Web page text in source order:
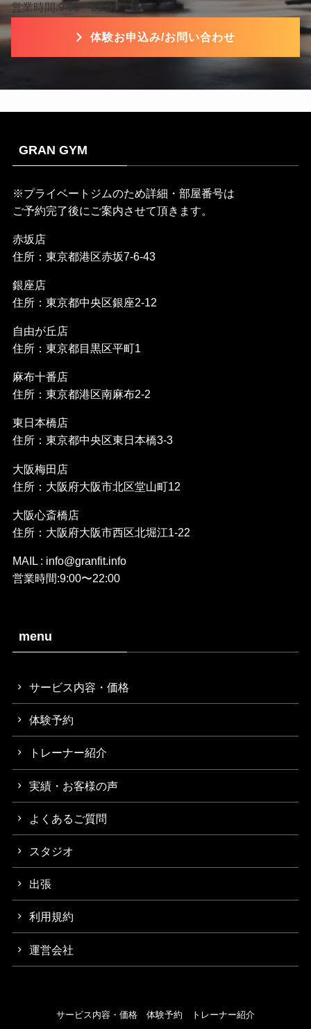
営業時間:9:00〜22:00
体験お申込み/お問い合わせ
GRAN GYM
※プライベートジムのため詳細・部屋番号は
ご予約完了後にご案内させて頂きます。
赤坂店
住所：東京都港区赤坂7-6-43
銀座店
住所：東京都中央区銀座2-12
自由が丘店
住所：東京都目黒区平町1
麻布十番店
住所：東京都港区南麻布2-2
東日本橋店
住所：東京都中央区東日本橋3-3
大阪梅田店
住所：大阪府大阪市北区堂山町12
大阪心斎橋店
住所：大阪府大阪市西区北堀江1-22
MAIL : info@granfit.info
営業時間:9:00〜22:00
menu
サービス内容・価格
体験予約
トレーナー紹介
実績・お客様の声
よくあるご質問
スタジオ
出張
利用規約
運営会社
サービス内容・価格 体験予約 トレーナー紹介